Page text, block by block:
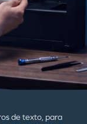
de texto, para